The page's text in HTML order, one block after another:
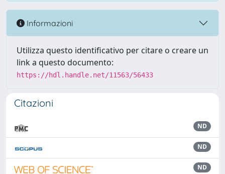
Informazioni
Utilizza questo identificativo per citare o creare un
link a questo documento:
https://hdl.handle.net/11563/56433
Citazioni
ND
ND
ND